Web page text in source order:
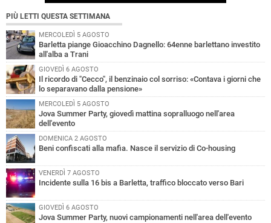
PIÙ LETTI QUESTA SETTIMANA
MERCOLEDÌ 5 AGOSTO
Barletta piange Gioacchino Dagnello: 64enne barlettano investito
all'alba a Trani
GIOVEDÌ 6 AGOSTO
Il ricordo di "Cecco", il benzinaio col sorriso: «Contava i giorni che
lo separavano dalla pensione»
MERCOLEDÌ 5 AGOSTO
Jova Summer Party, giovedì mattina sopralluogo nell'area
dell'evento
DOMENICA 2 AGOSTO
Beni confiscati alla mafia. Nasce il servizio di Co-housing
VENERDÌ 7 AGOSTO
Incidente sulla 16 bis a Barletta, traffico bloccato verso Bari
GIOVEDÌ 6 AGOSTO
Jova Summer Party, nuovi campionamenti nell'area dell'evento